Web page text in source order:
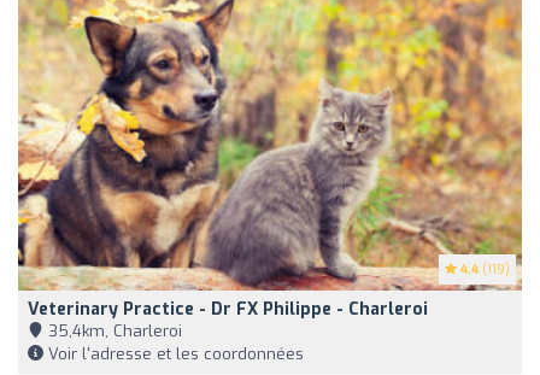
4.4 (119)
Veterinary Practice - Dr FX Philippe - Charleroi
35,4km, Charleroi
Voir l'adresse et les coordonnées